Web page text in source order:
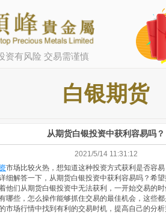
资有风险 交易需谨慎
白银期货
从期货白银投资中获利容易吗？
2021/5/14 11:31:12
市场比较火热，想知道这种投资方式获利是否容
细解答一下，从期货白银投资中获利容易吗？希望
他们从期货白银投资中无法获利，一开始交易的
哪些，怎么操作能够抓住交易的最佳机会，这些
市场行情中找到有利的交易时机，提高自己的分析